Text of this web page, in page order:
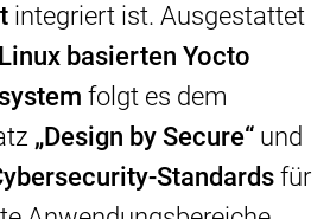
integriert ist. Ausgestattet
Linux basierten Yocto
folgt es dem
„Design by Secure“und
Standardsfür